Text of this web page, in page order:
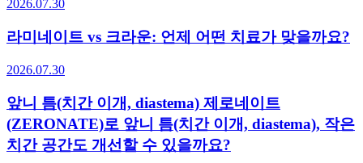
2026.07.30
라미네이트 vs 크라운: 언제 어떤 치료가 맞을까요?
2026.07.30
앞니 틈(치간 이개, diastema) 제로네이트
(ZERONATE)로 앞니 틈(치간 이개, diastema), 작은
치간 공간도 개선할 수 있을까요?